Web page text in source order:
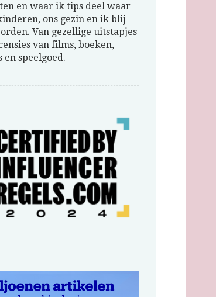
en waar ik tips deel waar
ons gezin en ik blij
Van gezellige uitstapjes
van films, boeken,
en speelgoed.